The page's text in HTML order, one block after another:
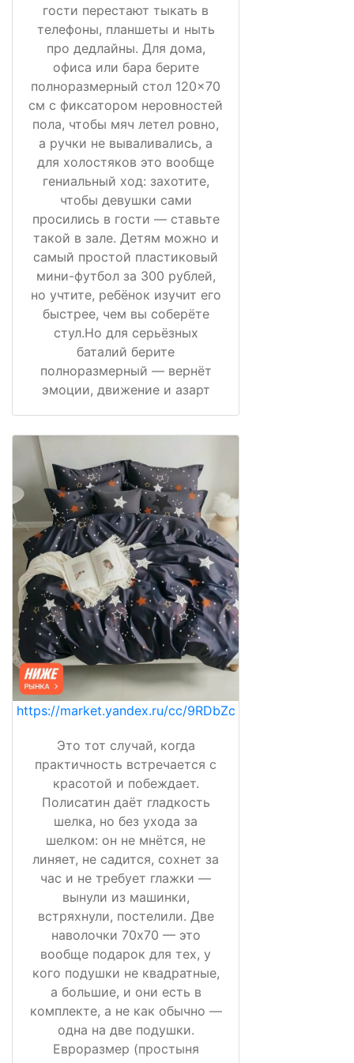
гости перестают тыкать в
телефоны, планшеты и ныть
про дедлайны. Для дома,
офиса или бара берите
полноразмерный стол 120×70
см с фиксатором неровностей
пола, чтобы мяч летел ровно,
а ручки не вываливались, а
для холостяков это вообще
гениальный ход: захотите,
чтобы девушки сами
просились в гости — ставьте
такой в зале. Детям можно и
самый простой пластиковый
мини-футбол за 300 рублей,
но учтите, ребёнок изучит его
быстрее, чем вы соберёте
стул.Но для серьёзных
баталий берите
полноразмерный — вернёт
эмоции, движение и азарт
https://market.yandex.ru/cc/9RDbZc
Это тот случай, когда
практичность встречается с
красотой и побеждает.
Полисатин даёт гладкость
шелка, но без ухода за
шелком: он не мнётся, не
линяет, не садится, сохнет за
час и не требует глажки —
вынули из машинки,
встряхнули, постелили. Две
наволочки 70х70 — это
вообще подарок для тех, у
кого подушки не квадратные,
а большие, и они есть в
комплекте, а не как обычно —
одна на две подушки.
Евроразмер (простыня